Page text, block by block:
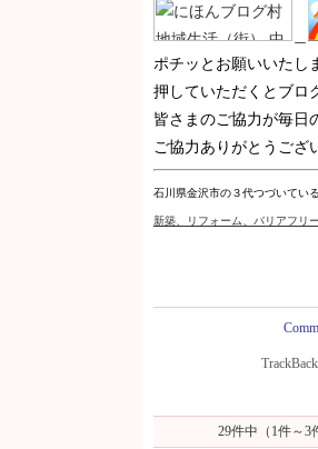
ポチッとお願いいたし
押していただくとブロ
皆さまのご協力が毎日
ご協力ありがとうござ
石川県金沢市の３代つづいてい
新築 、リフォーム、バリアフリ
29件中（1件～